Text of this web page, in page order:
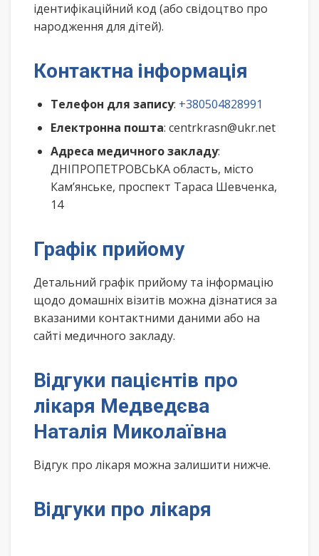
ідентифікаційний код (або свідоцтво про
народження для дітей).
Контактна інформація
Телефон для запису: +380504828991
Електронна пошта: centrkrasn@ukr.net
Адреса медичного закладу:
ДНІПРОПЕТРОВСЬКА область, місто
Кам’янське, проспект Тараса Шевченка,
14
Графік прийому
Детальний графік прийому та інформацію
щодо домашніх візитів можна дізнатися за
вказаними контактними даними або на
сайті медичного закладу.
Відгуки пацієнтів про
лікаря Медведєва
Наталія Миколаївна
Відгук про лікаря можна залишити нижче.
Відгуки про лікаря